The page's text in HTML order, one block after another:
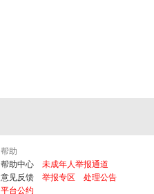
帮助
帮助中心
未成年人举报通道
意见反馈
举报专区
处理公告
平台公约